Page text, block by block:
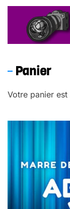
Panier
Votre panier est